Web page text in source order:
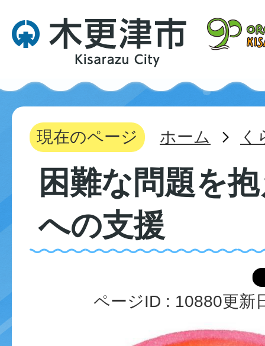
現在のページ ホーム く
困難な問題を
への支援
ページID : 10880更新